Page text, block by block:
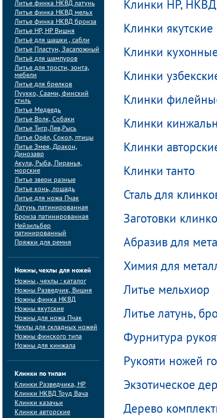
Литье финка НКВД латунь
Литье финка НКВД мельх
Литье финка НКВД бронза
Литье НР, НР Вишня
Литьё для шашки , сабли
Литье Пластун, Засапожный
Литьё для шампуров
Литье для трости, зонта,
мебели
Литье для брелков
Пуукко, Саами, финский
стиль
Литье Медведь
Литье Волк, Собаки
Литье Тигр,Лев,Рысь
Литье Орёл, Сокол, птицы
Литье Змея, Дракон,
Динозавр
Акула, Рыба, Пиранья,
морские
Литье звери разные
Литье конь, лошадь
Литье для ножа Пчак
Латунь патинированная
Бронза патинированная
Нейзильбер
патинированный
Пряжки для ремня
Ножны, чехлы для ножей
Ножны , чехлы : каталог
Ножны Разведчик, Вишня
Ножны финка НКВД
Ножны якутские
Ножны для ножа Пчак
Чехлы для складных ножей
Ножны финского типа
Ножны для кинжала
Клинки по типам
Клинки Pазведчика, НP
Клинки НКВД Труд Вача
Клинки казачьи
Клинки авторские
Клинки НP, НКВД
Клинки якутские
Клинки
Клинки
Клинки
Клинки
Клинки
Клинки танто
Сталь для
Заготовки
Абразив для
Химия для
Литье мельхиор
Литье латунь,
Фурнитура
Рукояти ножей
Экзотическое
Дерево